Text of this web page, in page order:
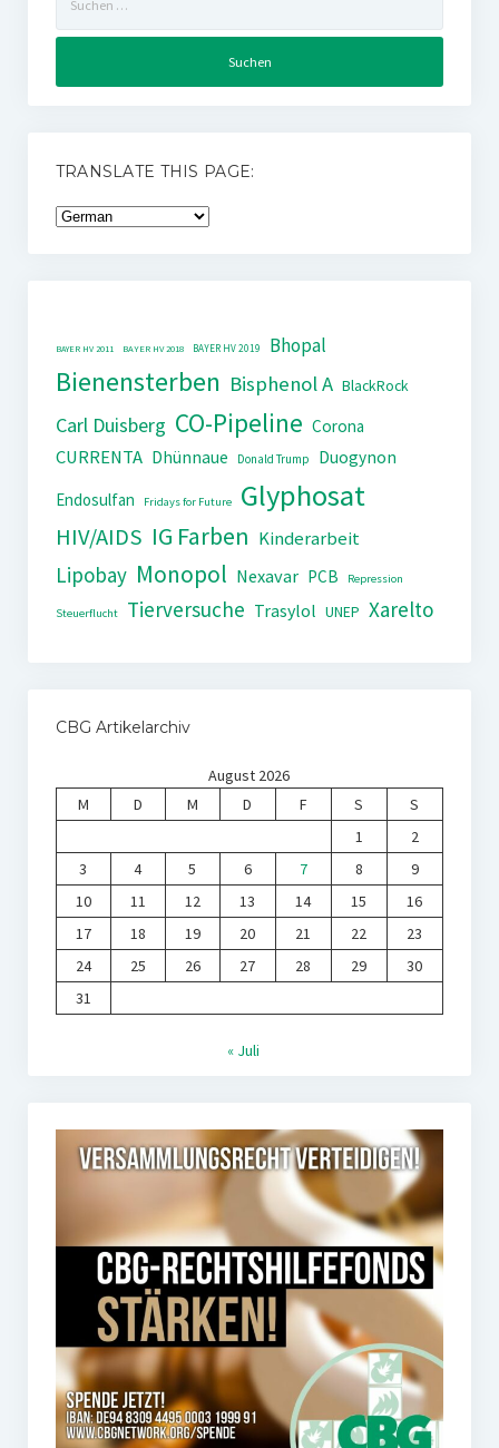
nach:
TRANSLATE THIS PAGE:
BAYER HV 2011 BAYER HV 2018 BAYER HV 2019 Bhopal
Bienensterben Bisphenol A BlackRock
Carl Duisberg CO-Pipeline Corona
CURRENTA Dhünnaue Donald Trump
Duogynon
Endosulfan
Fridays for Future Glyphosat
HIV/AIDS IG Farben Kinderarbeit
Lipobay Monopol Nexavar PCB Repression
Steuerflucht Tierversuche Trasylol UNEP Xarelto
CBG Artikelarchiv
August 2026
M
D M D F S
S
1
2
3
4 5 6 7 8
9
10
11 12 13 14 15
16
17
18 19 20 21 22
23
24
25 26 27 28 29
30
31
« Juli